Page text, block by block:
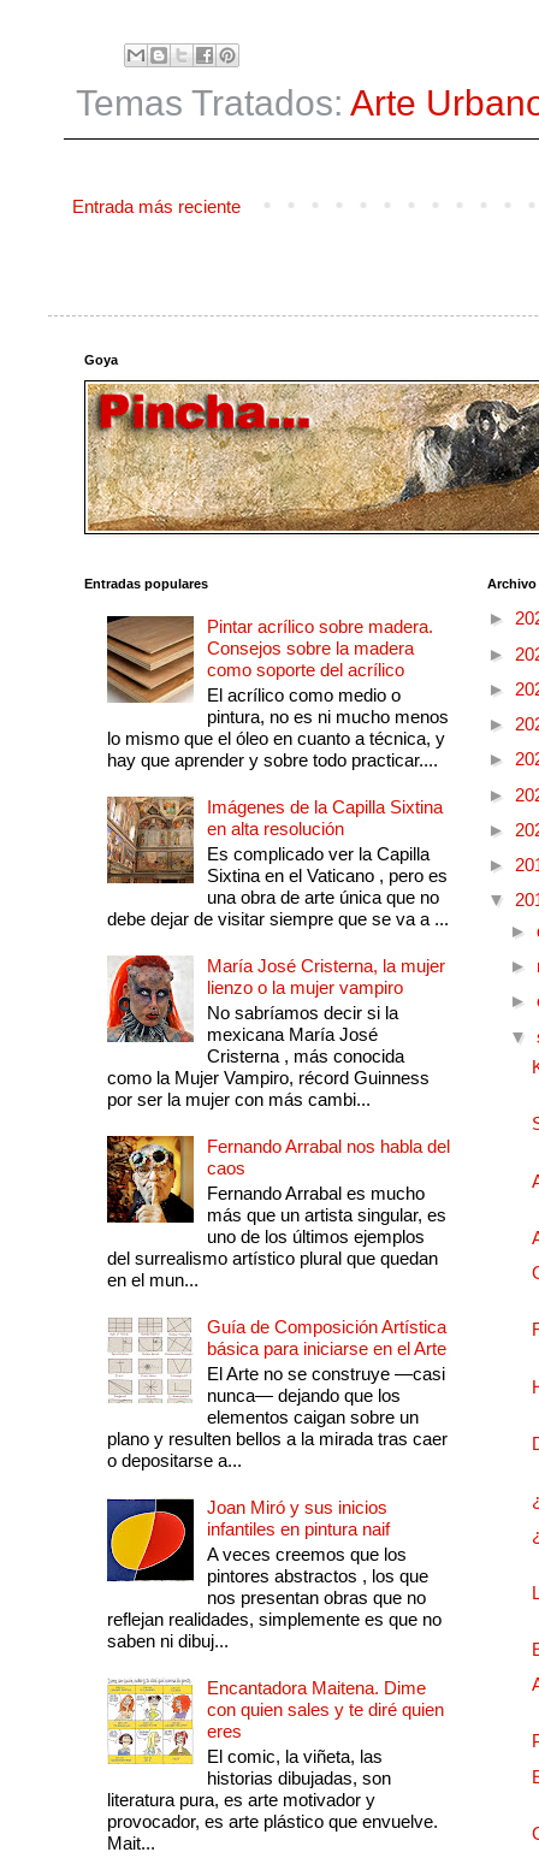
Temas Tratados: Arte
Entrada más reciente
Goya
Entradas populares
Pintar acrílico sobre madera.
Consejos sobre la madera
como soporte del acrílico
El acrílico como medio o
pintura, no es ni mucho menos
lo mismo que el óleo en cuanto a técnica, y
hay que aprender y sobre todo practicar....
Imágenes de la Capilla Sixtina
en alta resolución
Es complicado ver la Capilla
Sixtina en el Vaticano , pero es
una obra de arte única que no
debe dejar de visitar siempre que se va a ...
María José Cristerna, la mujer
lienzo o la mujer vampiro
No sabríamos decir si la
mexicana María José
Cristerna , más conocida
como la Mujer Vampiro, récord Guinness
por ser la mujer con más cambi...
Fernando Arrabal nos habla del
caos
Fernando Arrabal es mucho
más que un artista singular, es
uno de los últimos ejemplos
del surrealismo artístico plural que quedan
en el mun...
Guía de Composición Artística
básica para iniciarse en el Arte
El Arte no se construye —casi
nunca— dejando que los
elementos caigan sobre un
plano y resulten bellos a la mirada tras caer
o depositarse a...
Joan Miró y sus inicios
infantiles en pintura naif
A veces creemos que los
pintores abstractos , los que
nos presentan obras que no
reflejan realidades, simplemente es que no
saben ni dibuj...
Encantadora Maitena. Dime
con quien sales y te diré quien
eres
El comic, la viñeta, las
historias dibujadas, son
literatura pura, es arte motivador y
provocador, es arte plástico que envuelve.
Mait...
►
►
►
►
►
►
►
►
▼
►
►
►
▼